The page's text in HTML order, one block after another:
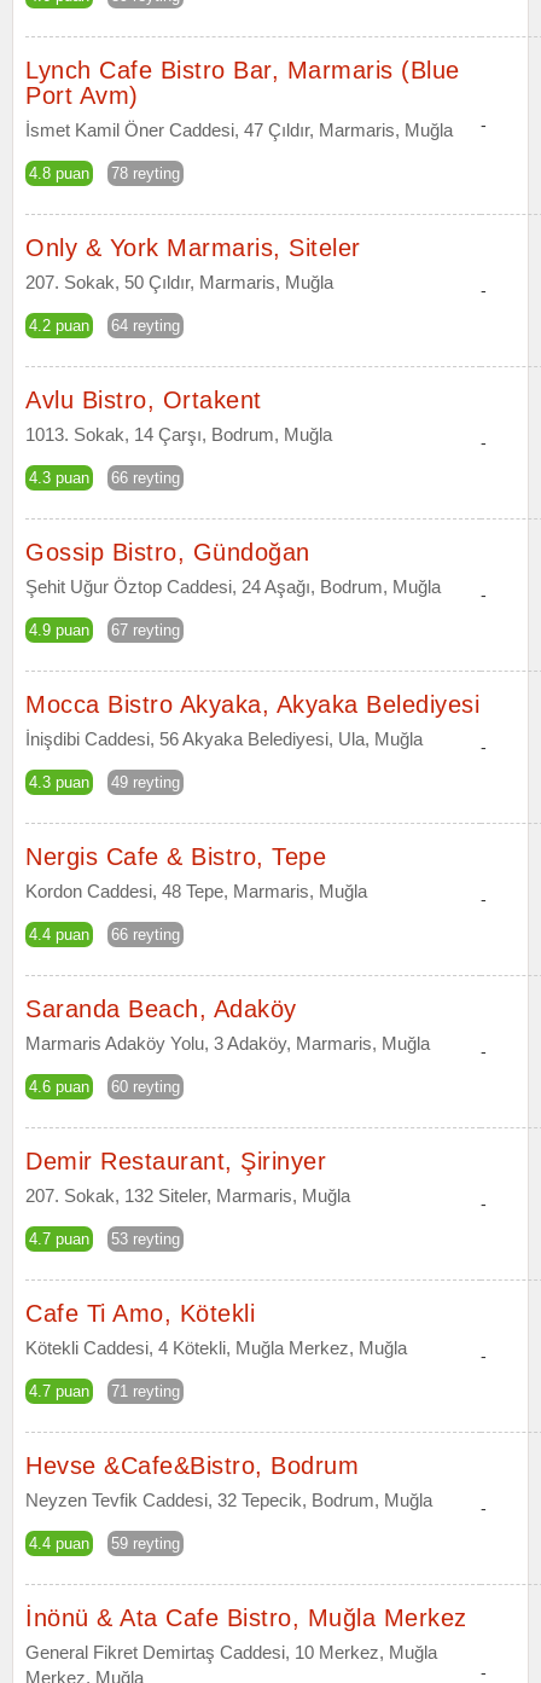
Lynch Cafe Bistro Bar, Marmaris (Blue
Port Avm)
İsmet Kamil Öner Caddesi, 47 Çıldır, Marmaris, Muğla
4.8 puan 78 reyting
-
Only & York Marmaris, Siteler
207. Sokak, 50 Çıldır, Marmaris, Muğla
4.2 puan 64 reyting
-
Avlu Bistro, Ortakent
1013. Sokak, 14 Çarşı, Bodrum, Muğla
4.3 puan 66 reyting
-
Gossip Bistro, Gündoğan
Şehit Uğur Öztop Caddesi, 24 Aşağı, Bodrum, Muğla
4.9 puan 67 reyting
-
Mocca Bistro Akyaka, Akyaka Belediyesi
İnişdibi Caddesi, 56 Akyaka Belediyesi, Ula, Muğla
4.3 puan 49 reyting
-
Nergis Cafe & Bistro, Tepe
Kordon Caddesi, 48 Tepe, Marmaris, Muğla
4.4 puan 66 reyting
-
Saranda Beach, Adaköy
Marmaris Adaköy Yolu, 3 Adaköy, Marmaris, Muğla
4.6 puan 60 reyting
-
Demir Restaurant, Şirinyer
207. Sokak, 132 Siteler, Marmaris, Muğla
4.7 puan 53 reyting
-
Cafe Ti Amo, Kötekli
Kötekli Caddesi, 4 Kötekli, Muğla Merkez, Muğla
4.7 puan 71 reyting
-
Hevse &Cafe&Bistro, Bodrum
Neyzen Tevfik Caddesi, 32 Tepecik, Bodrum, Muğla
4.4 puan 59 reyting
-
İnönü & Ata Cafe Bistro, Muğla Merkez
General Fikret Demirtaş Caddesi, 10 Merkez, Muğla
Merkez, Muğla
-